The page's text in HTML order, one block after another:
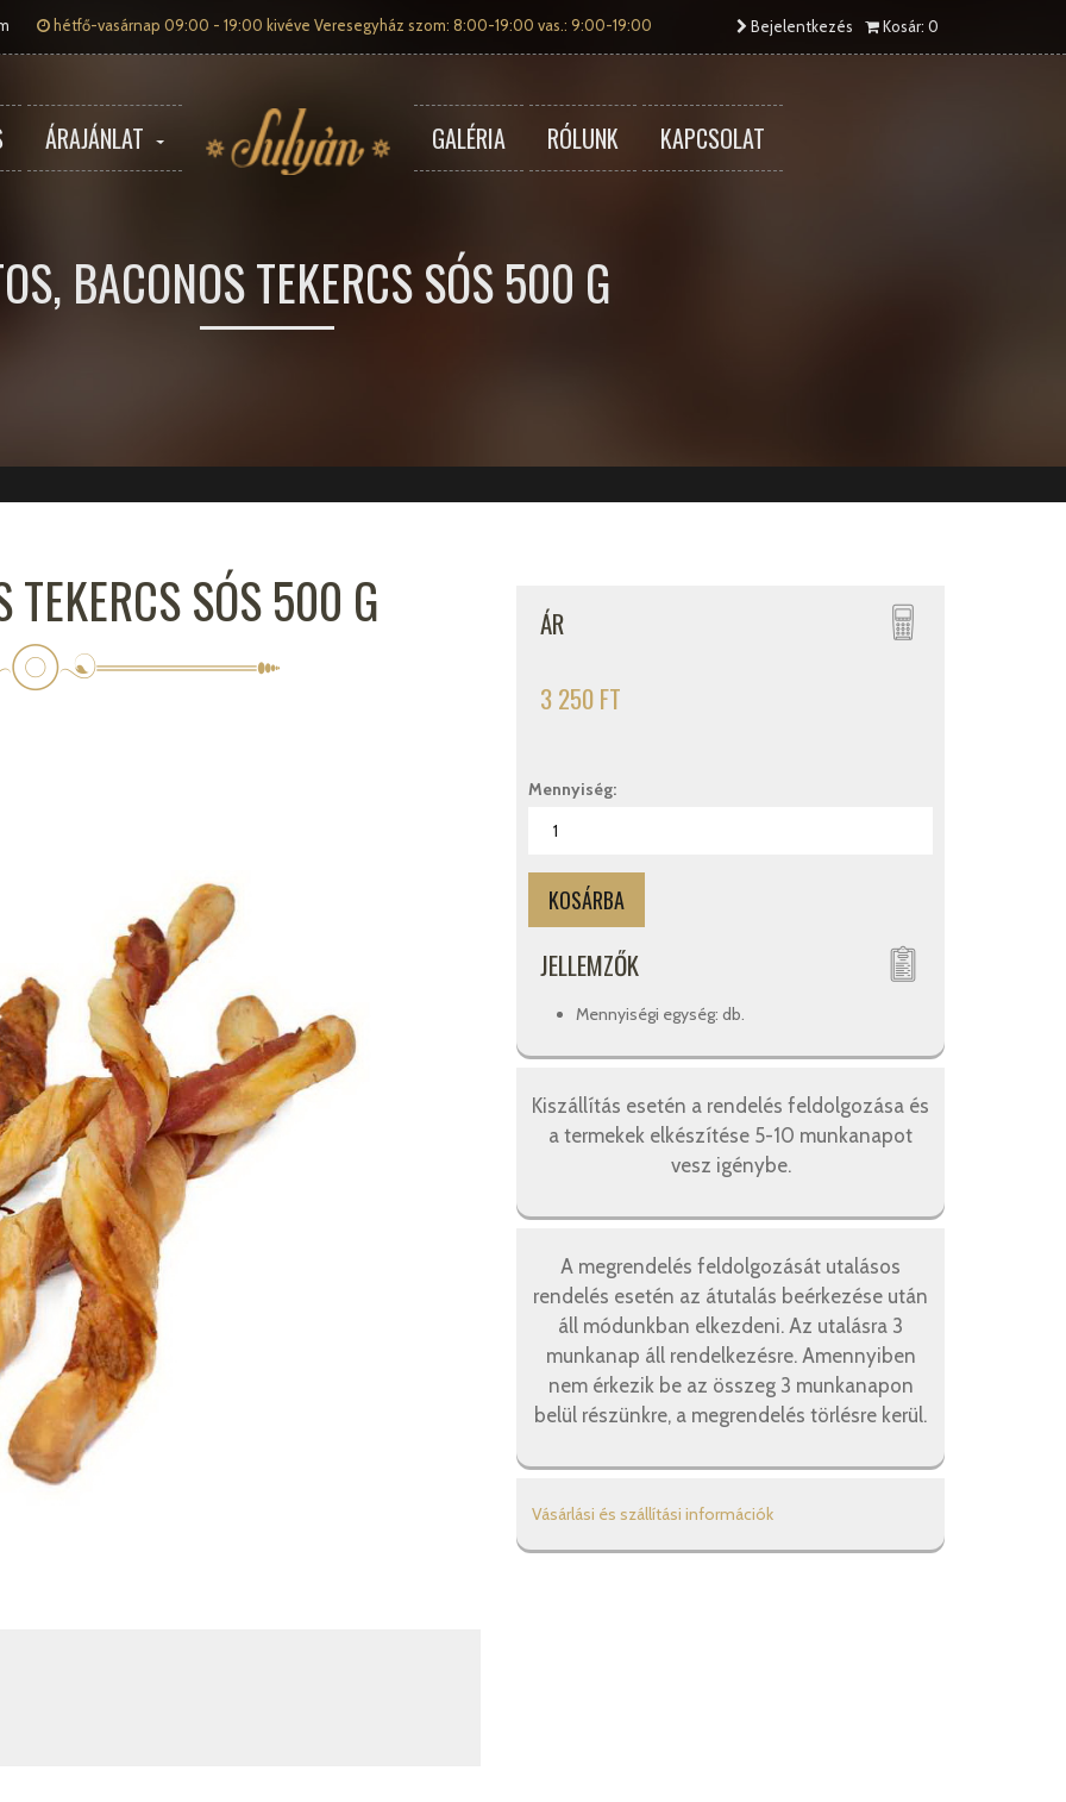
hétfő-vasárnap 09:00 - 19:00 kivéve Veresegyház szom: 8:00-19:00 vas.: 9:00-19:00 Bejelentkezés Kosár: 0
ÁRAJÁNLAT GALÉRIA RÓLUNK KAPCSOLAT
BACONOS TEKERCS SÓS 500 G
TEKERCS SÓS 500 G ÁR
3 250 FT
Mennyiség:
JELLEMZŐK
Mennyiségi egység: db.
Kiszállítás esetén a rendelés feldolgozása és
a termekek elkészítése 5-10 munkanapot
vesz igénybe.
A megrendelés feldolgozását utalásos
rendelés esetén az átutalás beérkezése után
áll módunkban elkezdeni. Az utalásra 3
munkanap áll rendelkezésre. Amennyiben
nem érkezik be az összeg 3 munkanapon
belül részünkre, a megrendelés törlésre kerül.
Vásárlási és szállítási információk